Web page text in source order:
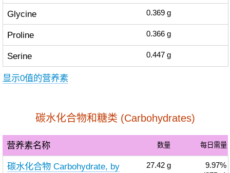
Glycine 0.369 g
Proline 0.366 g
Serine 0.447 g
显示0值的营养素
碳水化合物和糖类 (Carbohydrates)
营养素名称 数量 每日需量
碳水化合物 Carbohydrate, by
27.42 g
9.97%